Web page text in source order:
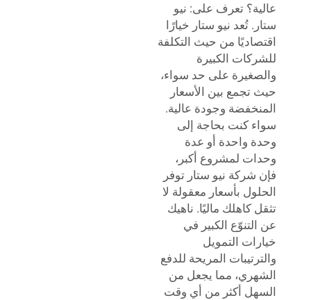
تعرف على: نيو
تُعد نيو ستار خيارًا
من حيث التكلفة
الكبيرة
على حد سواء،
بين الأسعار
وجودة عالية.
كنت بحاجة إلى
واحدة أو عدة
لمشروع أكبر،
نيو ستار توفر
بأسعار معقولة لا
كاهلك ماليًا. ناهيك
الكبير في
التمويل
المريحة للدفع
مما يجعل من
أكثر من أي وقت